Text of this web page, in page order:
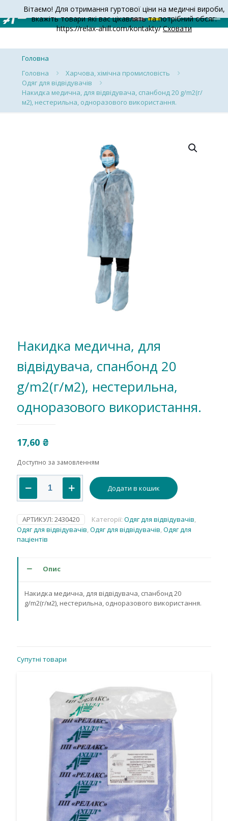
Головна
Головна
Харчова, хімічна промисловість
Одяг для відвідувачів
Накидка медична, для вiдвiдувача, спанбонд 20 g/m2(г/
м2), нестерильна, одноразового використання.
Накидка медична, для
вiдвiдувача, спанбонд 20
g/m2(г/м2), нестерильна,
одноразового використання.
17,60 ₴
Доступно за замовленням
Накидка
медична,
для
спанбонд
20
g/m2(г/
нестерильна,
одноразового
Додати в кошик
АРТИКУЛ: 2430420 Категорії: Одяг для відвідувачів,
Одяг для відвідувачів,Одяг для відвідувачів,Одяг для
паціентів
Опис
Накидка медична, для вiдвiдувача, спанбонд 20
g/m2(г/м2), нестерильна, одноразового використання.
Супутні товари
Вітаємо! Для отримання гуртової ціни на медичні вироби,
вкажіть товари які вас цікавлять та потрібний обсяг:
https://relax-ahill.com/kontakty/Сховати